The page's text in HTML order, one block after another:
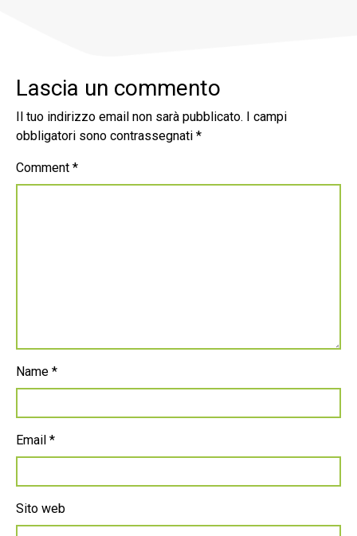
Lascia un commento
Il tuo indirizzo email non sarà pubblicato.
I campi
obbligatori sono contrassegnati *
Comment *
Name *
Email *
Sito web